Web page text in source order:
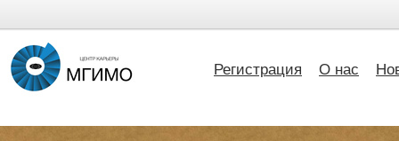
Регистрация О нас